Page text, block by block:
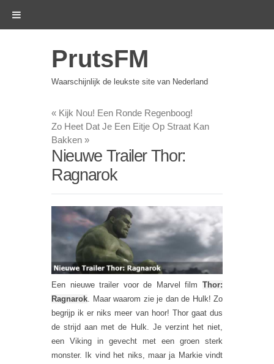
PrutsFM
Waarschijnlijk de leukste site van Nederland
« Kijk Nou! Een Ronde Regenboog!
Zo Heet Dat Je Een Eitje Op Straat Kan
Bakken »
Nieuwe Trailer Thor:
Ragnarok
Een nieuwe trailer voor de Marvel film Thor:
Ragnarok. Maar waarom zie je dan de Hulk! Zo
begrijp ik er niks meer van hoor! Thor gaat dus
de strijd aan met de Hulk. Je verzint het niet,
een Viking in gevecht met een groen sterk
monster. Ik vind het niks, maar ja Markie vindt